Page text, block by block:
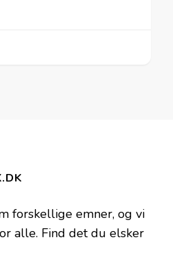
forskellige emner, og vi
alle. Find det du elsker